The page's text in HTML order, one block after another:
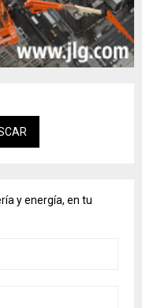
y energía, en tu